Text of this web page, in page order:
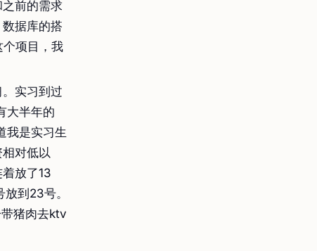
前的需求
据库的搭
项目，我
实习到过
大半年的
我是实习生
对低以
放了13
到23号。
猪肉去ktv